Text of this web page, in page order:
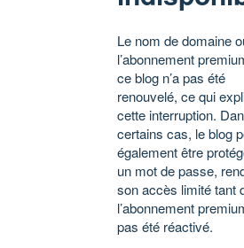
Le nom de domaine
l’abonnement
ce blog n’a pas été
renouvelé, ce qui
cette interruption.
certains cas, le blog
également être
un mot de passe,
son accès limité tant
l’abonnement
pas été réactivé.